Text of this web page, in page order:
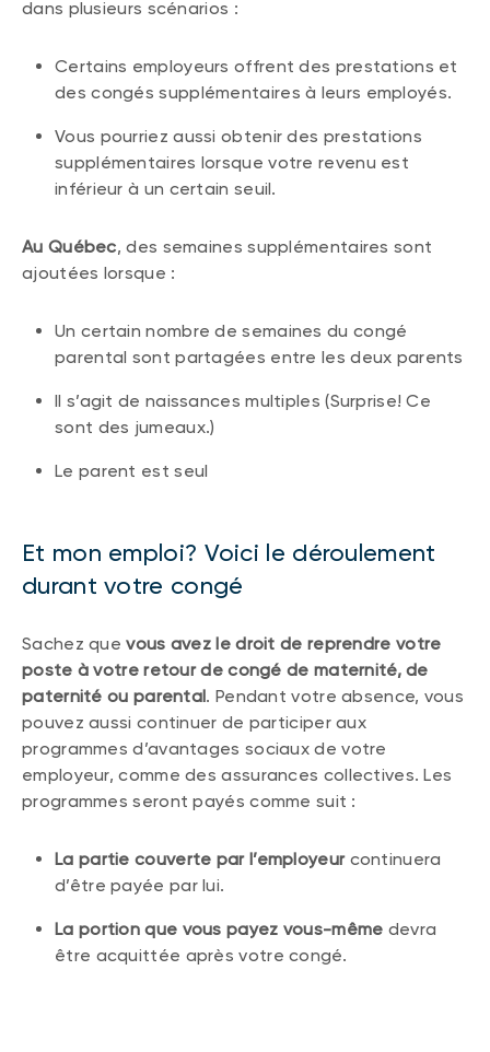
dans plusieurs scénarios :
Certains employeurs offrent des prestations et
des congés supplémentaires à leurs employés.
Vous pourriez aussi obtenir des prestations
supplémentaires lorsque votre revenu est
inférieur à un certain seuil.
Au Québec, des semaines supplémentaires sont
ajoutées lorsque :
Un certain nombre de semaines du congé
parental sont partagées entre les deux parents
Il s’agit de naissances multiples (Surprise! Ce
sont des jumeaux.)
Le parent est seul
Et mon emploi? Voici le déroulement
durant votre congé
Sachez quevous avez le droit de reprendre votre
poste à votre retour de congé de maternité, de
paternité ou parental. Pendant votre absence, vous
pouvez aussi continuer de participer aux
programmes d’avantages sociaux de votre
employeur, comme des assurances collectives. Les
programmes seront payés comme suit :
La partie couverte par l’employeurcontinuera
d’être payée par lui.
La portion que vous payez vous-même devra
être acquittée après votre congé.